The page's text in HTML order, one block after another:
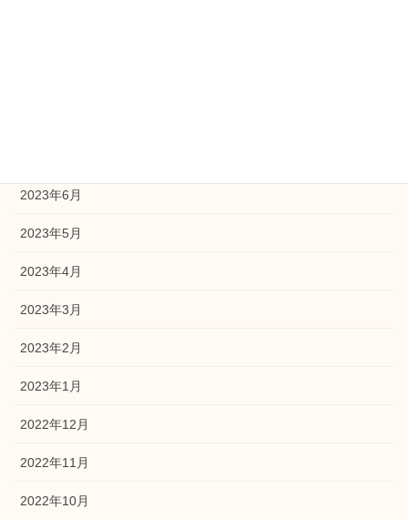
2023年6月
2023年5月
2023年4月
2023年3月
2023年2月
2023年1月
2022年12月
2022年11月
2022年10月